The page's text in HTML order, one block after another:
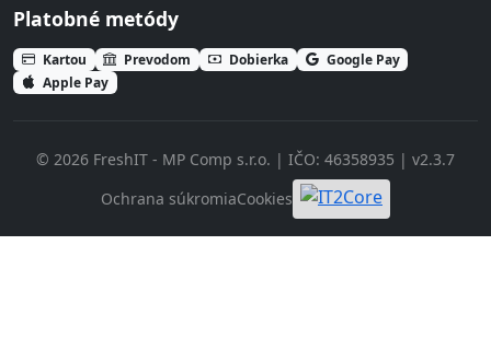
Platobné metódy
Kartou Prevodom Dobierka
Google Pay
Apple Pay
© 2026 FreshIT - MP Comp s.r.o. | IČO: 46358935 | v2.3.7
Ochrana súkromiaCookies